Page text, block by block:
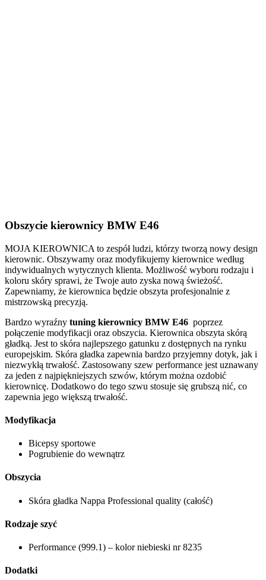
Obszycie kierownicy BMW E46
MOJA KIEROWNICA to zespół ludzi, którzy tworzą nowy design
kierownic. Obszywamy oraz modyfikujemy kierownice według
indywidualnych wytycznych klienta. Możliwość wyboru rodzaju i
koloru skóry sprawi, że Twoje auto zyska nową świeżość.
Zapewniamy, że kierownica będzie obszyta profesjonalnie z
mistrzowską precyzją.
Bardzo wyraźny tuning kierownicy BMW E46 poprzez
połączenie modyfikacji oraz obszycia. Kierownica obszyta skórą
gładką. Jest to skóra najlepszego gatunku z dostępnych na rynku
europejskim. Skóra gładka zapewnia bardzo przyjemny dotyk, jak i
niezwykłą trwałość. Zastosowany szew performance jest uznawany
za jeden z najpiękniejszych szwów, którym można ozdobić
kierownicę. Dodatkowo do tego szwu stosuje się grubszą nić, co
zapewnia jego większą trwałość.
Modyfikacja
Bicepsy sportowe
Pogrubienie do wewnątrz
Obszycia
Skóra gładka Nappa Professional quality (całość)
Rodzaje szyć
Performance (999.1) – kolor niebieski nr 8235
Dodatki